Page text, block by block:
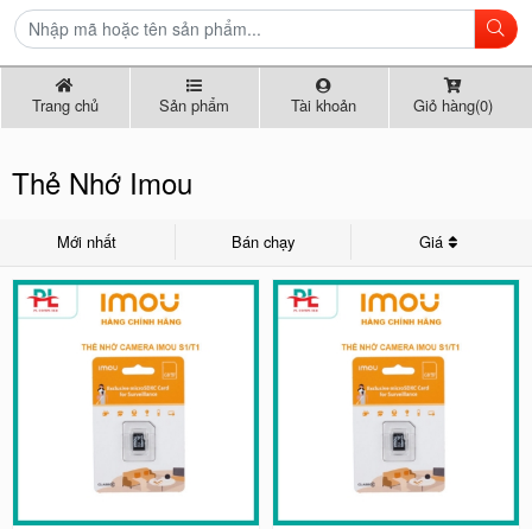
Trang chủ Sản phẩm Tài khoản Giỏ hàng(0)
Thẻ Nhớ Imou
Mới nhất Bán chạy Giá